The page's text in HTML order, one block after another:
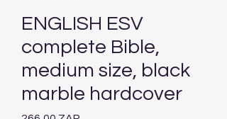
ENGLISH ESV
complete Bible,
medium size, black
marble hardcover